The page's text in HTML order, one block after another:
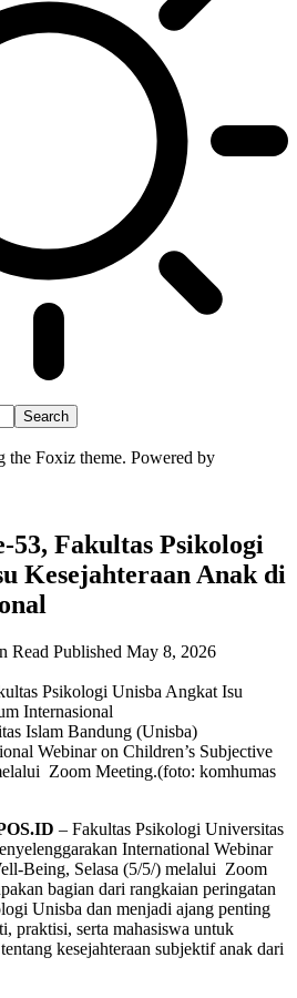
the Foxiz theme. Powered by
53, Fakultas Psikologi
Kesejahteraan Anak di
Read Published May 8, 2026
Islam Bandung (Unisba)
Webinar on Children’s Subjective
Zoom Meeting.(foto: komhumas
– Fakultas Psikologi Universitas
International Webinar
Being, Selasa (5/5/) melalui Zoom
bagian dari rangkaian peringatan
Unisba dan menjadi ajang penting
praktisi, serta mahasiswa untuk
kesejahteraan subjektif anak dari